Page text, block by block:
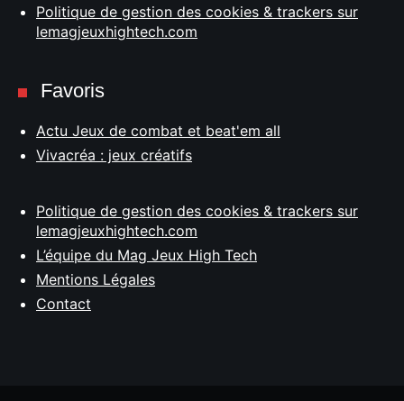
Politique de gestion des cookies & trackers sur
lemagjeuxhightech.com
Favoris
Actu Jeux de combat et beat'em all
Vivacréa : jeux créatifs
Politique de gestion des cookies & trackers sur
lemagjeuxhightech.com
L’équipe du Mag Jeux High Tech
Mentions Légales
Contact